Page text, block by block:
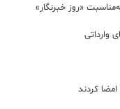
«روز خبرنگار»
وارداتی
کردند